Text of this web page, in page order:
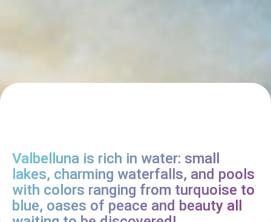
Valbelluna is rich in water: small
lakes, charming waterfalls, and pools
with colors ranging from turquoise to
blue, oases of peace and beauty all